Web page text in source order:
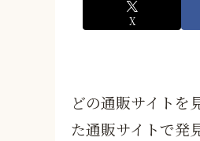
X
どの通販サイトを
た通販サイトで発